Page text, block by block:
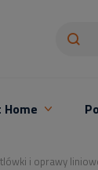
i oprawy